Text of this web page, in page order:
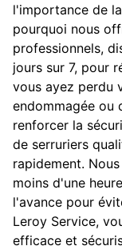
l'importance de
pourquoi nous
professionnels,
jours sur 7, pour
vous ayez perdu
endommagée ou
renforcer la
de serruriers
rapidement.
moins d'une
l'avance pour
Leroy Service,
efficace et